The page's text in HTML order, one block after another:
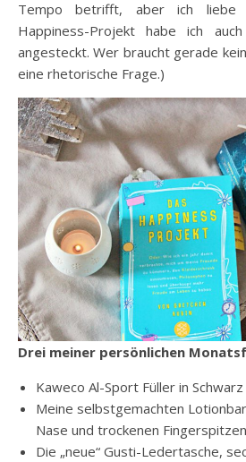
Tempo betrifft, aber ich
Happiness-Projekt habe ich
angesteckt. Wer braucht gerade
eine rhetorische Frage.)
Drei meiner persönlichen
Kaweco Al-Sport Füller in Schwarz
Meine selbstgemachten
Nase und trockenen
Die „neue“ Gusti-Ledertasche,